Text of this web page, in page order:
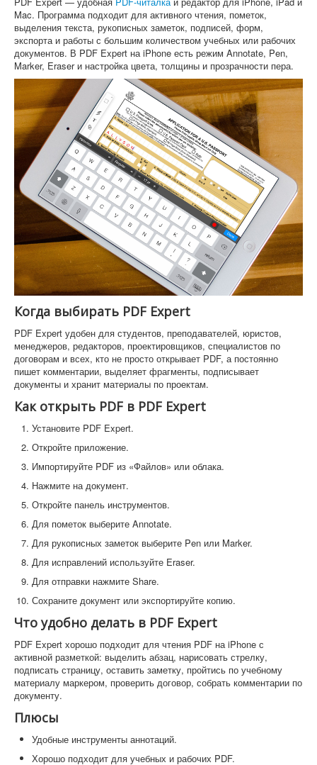
Mac. Программа подходит для активного чтения, пометок,
выделения текста, рукописных заметок, подписей, форм,
экспорта и работы с большим количеством учебных или рабочих
документов. В PDF Expert на iPhone есть режим Annotate, Pen,
Marker, Eraser и настройка цвета, толщины и прозрачности пера.
Когда выбирать PDF Expert
PDF Expert удобен для студентов, преподавателей, юристов,
менеджеров, редакторов, проектировщиков, специалистов по
договорам и всех, кто не просто открывает PDF, а постоянно
пишет комментарии, выделяет фрагменты, подписывает
документы и хранит материалы по проектам.
Как открыть PDF в PDF Expert
Установите PDF Expert.
Откройте приложение.
Импортируйте PDF из «Файлов» или облака.
Нажмите на документ.
Откройте панель инструментов.
Для пометок выберите Annotate.
Для рукописных заметок выберите Pen или Marker.
Для исправлений используйте Eraser.
Для отправки нажмите Share.
Сохраните документ или экспортируйте копию.
Что удобно делать в PDF Expert
PDF Expert хорошо подходит для чтения PDF на iPhone с
активной разметкой: выделить абзац, нарисовать стрелку,
подписать страницу, оставить заметку, пройтись по учебному
материалу маркером, проверить договор, собрать комментарии по
документу.
Плюсы
Удобные инструменты аннотаций.
Хорошо подходит для учебных и рабочих PDF.